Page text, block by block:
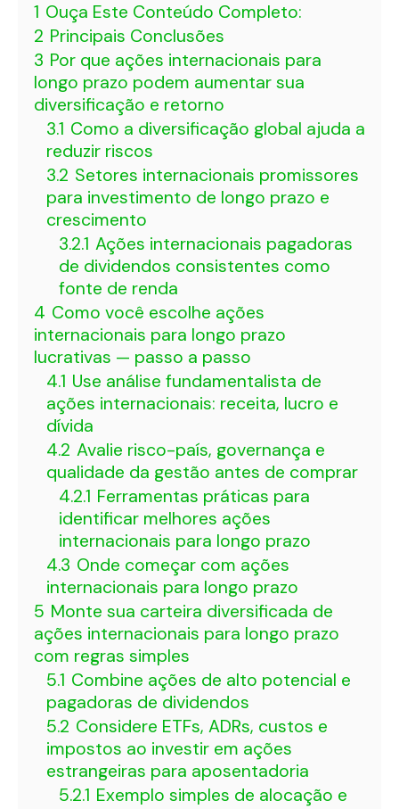
1 Ouça Este Conteúdo Completo:
2 Principais Conclusões
3 Por que ações internacionais para
longo prazo podem aumentar sua
diversificação e retorno
3.1 Como a diversificação global ajuda a
reduzir riscos
3.2 Setores internacionais promissores
para investimento de longo prazo e
crescimento
3.2.1 Ações internacionais pagadoras
de dividendos consistentes como
fonte de renda
4 Como você escolhe ações
internacionais para longo prazo
lucrativas — passo a passo
4.1 Use análise fundamentalista de
ações internacionais: receita, lucro e
dívida
4.2 Avalie risco-país, governança e
qualidade da gestão antes de comprar
4.2.1 Ferramentas práticas para
identificar melhores ações
internacionais para longo prazo
4.3 Onde começar com ações
internacionais para longo prazo
5 Monte sua carteira diversificada de
ações internacionais para longo prazo
com regras simples
5.1 Combine ações de alto potencial e
pagadoras de dividendos
5.2 Considere ETFs, ADRs, custos e
impostos ao investir em ações
estrangeiras para aposentadoria
5.2.1 Exemplo simples de alocação e